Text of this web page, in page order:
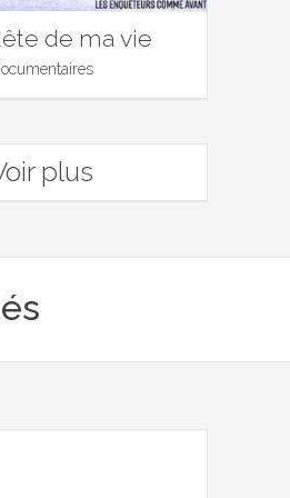
de ma vie
plus